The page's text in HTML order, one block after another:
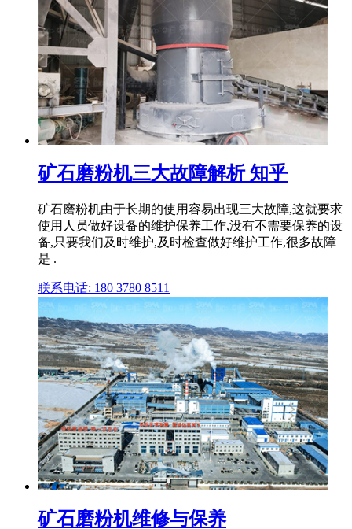
矿石磨粉机三大故障解析 知乎
矿石磨粉机由于长期的使用容易出现三大故障,这就要求
使用人员做好设备的维护保养工作,没有不需要保养的设
备,只要我们及时维护,及时检查做好维护工作,很多故障
是 .
联系电话: 180 3780 8511
矿石磨粉机维修与保养